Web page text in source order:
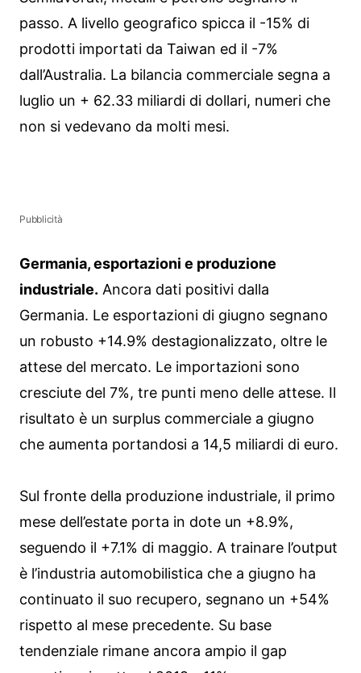
passo. A livello geografico spicca il -15% di
prodotti importati da Taiwan ed il -7%
dall’Australia. La bilancia commerciale segna a
luglio un + 62.33 miliardi di dollari, numeri che
non si vedevano da molti mesi.
Pubblicità
Germania, esportazioni e produzione
industriale. Ancora dati positivi dalla
Germania. Le esportazioni di giugno segnano
un robusto +14.9% destagionalizzato, oltre le
attese del mercato. Le importazioni sono
cresciute del 7%, tre punti meno delle attese. Il
risultato è un surplus commerciale a giugno
che aumenta portandosi a 14,5 miliardi di euro.
Sul fronte della produzione industriale, il primo
mese dell’estate porta in dote un +8.9%,
seguendo il +7.1% di maggio. A trainare l’output
è l’industria automobilistica che a giugno ha
continuato il suo recupero, segnano un +54%
rispetto al mese precedente. Su base
tendenziale rimane ancora ampio il gap